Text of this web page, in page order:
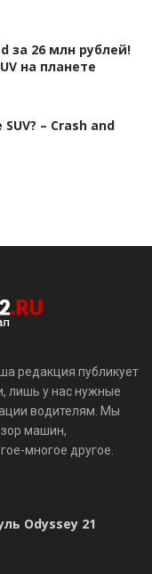
за 26 млн рублей!
на планете
– Crash and
редакция публикует
лишь у нас нужные
водителям. Мы
машин,
многое другое.
Odyssey 21